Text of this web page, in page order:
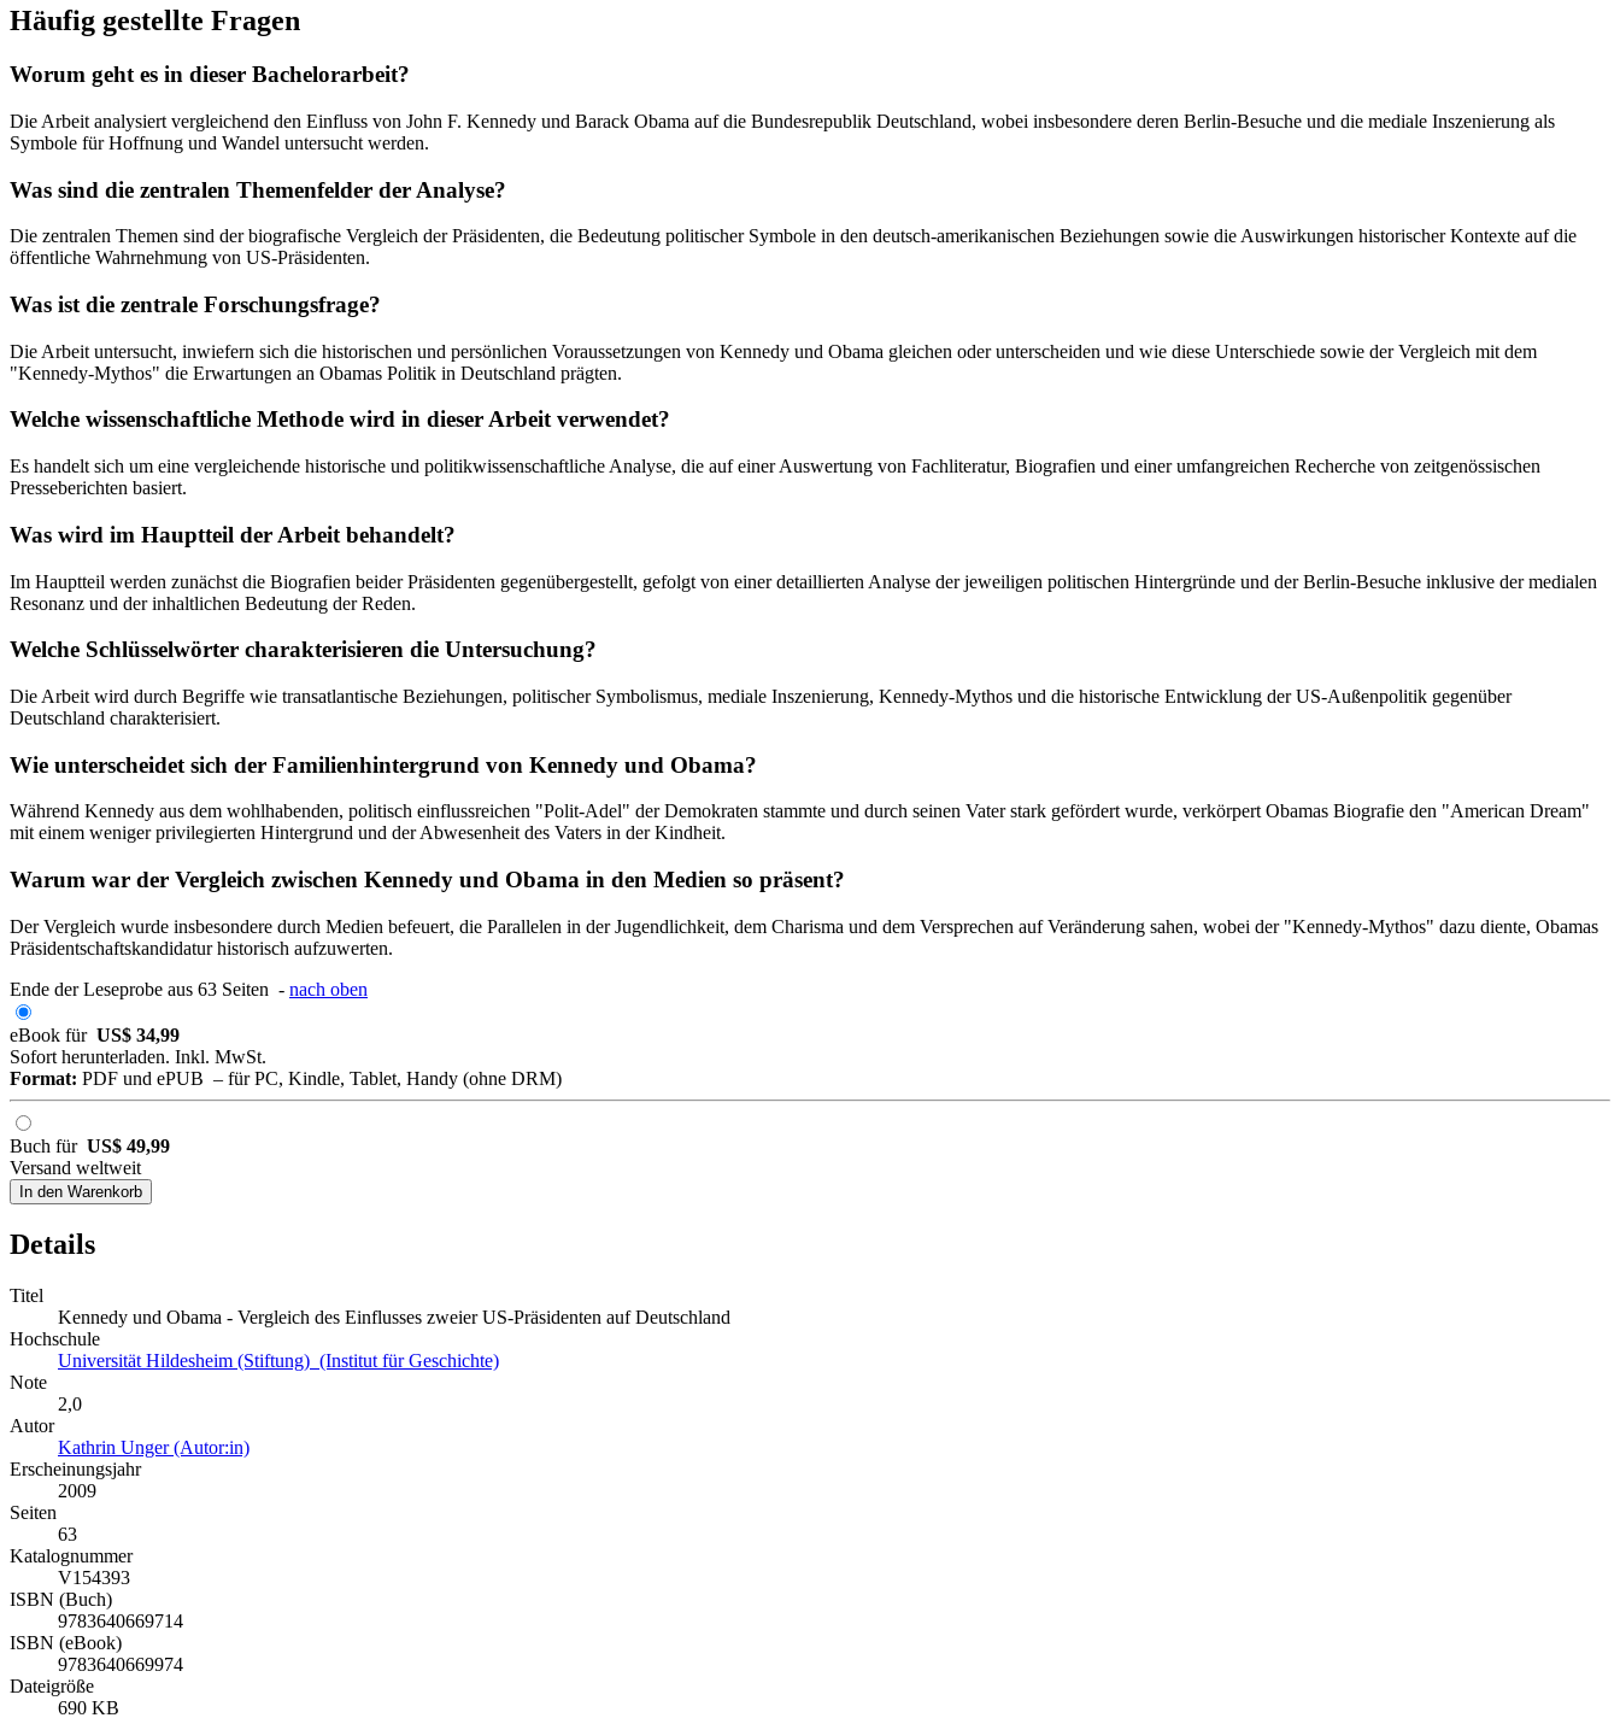
Häufig gestellte Fragen
Worum geht es in dieser Bachelorarbeit?
Die Arbeit analysiert vergleichend den Einfluss von John F. Kennedy und Barack Obama auf die Bundesrepublik Deutschland, wobei insbesondere deren Berlin-Besuche und die mediale Inszenierung als
Symbole für Hoffnung und Wandel untersucht werden.
Was sind die zentralen Themenfelder der Analyse?
Die zentralen Themen sind der biografische Vergleich der Präsidenten, die Bedeutung politischer Symbole in den deutsch-amerikanischen Beziehungen sowie die Auswirkungen historischer Kontexte auf die
öffentliche Wahrnehmung von US-Präsidenten.
Was ist die zentrale Forschungsfrage?
Die Arbeit untersucht, inwiefern sich die historischen und persönlichen Voraussetzungen von Kennedy und Obama gleichen oder unterscheiden und wie diese Unterschiede sowie der Vergleich mit dem
"Kennedy-Mythos" die Erwartungen an Obamas Politik in Deutschland prägten.
Welche wissenschaftliche Methode wird in dieser Arbeit verwendet?
Es handelt sich um eine vergleichende historische und politikwissenschaftliche Analyse, die auf einer Auswertung von Fachliteratur, Biografien und einer umfangreichen Recherche von zeitgenössischen
Presseberichten basiert.
Was wird im Hauptteil der Arbeit behandelt?
Im Hauptteil werden zunächst die Biografien beider Präsidenten gegenübergestellt, gefolgt von einer detaillierten Analyse der jeweiligen politischen Hintergründe und der Berlin-Besuche inklusive der medialen
Resonanz und der inhaltlichen Bedeutung der Reden.
Welche Schlüsselwörter charakterisieren die Untersuchung?
Die Arbeit wird durch Begriffe wie transatlantische Beziehungen, politischer Symbolismus, mediale Inszenierung, Kennedy-Mythos und die historische Entwicklung der US-Außenpolitik gegenüber
Deutschland charakterisiert.
Wie unterscheidet sich der Familienhintergrund von Kennedy und Obama?
Während Kennedy aus dem wohlhabenden, politisch einflussreichen "Polit-Adel" der Demokraten stammte und durch seinen Vater stark gefördert wurde, verkörpert Obamas Biografie den "American Dream"
mit einem weniger privilegierten Hintergrund und der Abwesenheit des Vaters in der Kindheit.
Warum war der Vergleich zwischen Kennedy und Obama in den Medien so präsent?
Der Vergleich wurde insbesondere durch Medien befeuert, die Parallelen in der Jugendlichkeit, dem Charisma und dem Versprechen auf Veränderung sahen, wobei der "Kennedy-Mythos" dazu diente, Obamas
Präsidentschaftskandidatur historisch aufzuwerten.
Ende der Leseprobe aus 63 Seiten - nach oben
eBook für US$ 34,99
Sofort herunterladen. Inkl. MwSt.
Format: PDF und ePUB – für PC, Kindle, Tablet, Handy (ohne DRM)
Buch für US$ 49,99
Versand weltweit
In den Warenkorb
Details
Titel
Kennedy und Obama - Vergleich des Einflusses zweier US-Präsidenten auf Deutschland
Hochschule
Universität Hildesheim (Stiftung) (Institut für Geschichte)
Note
2,0
Autor
Kathrin Unger (Autor:in)
Erscheinungsjahr
2009
Seiten
63
Katalognummer
V154393
ISBN (Buch)
9783640669714
ISBN (eBook)
9783640669974
Dateigröße
690 KB